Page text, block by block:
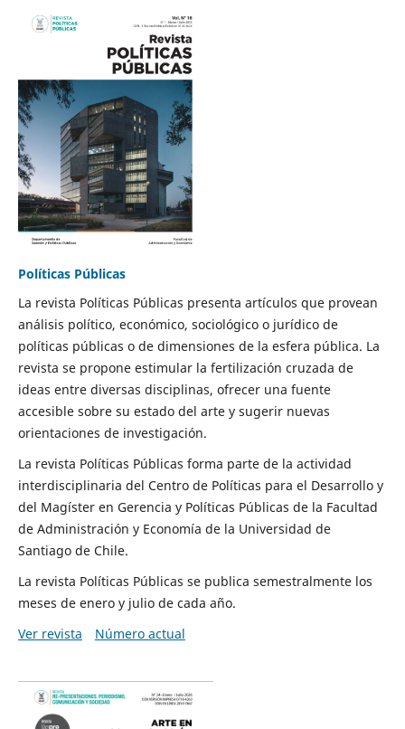
Políticas Públicas
La revista Políticas Públicas presenta artículos que provean
análisis político, económico, sociológico o jurídico de
políticas públicas o de dimensiones de la esfera pública. La
revista se propone estimular la fertilización cruzada de
ideas entre diversas disciplinas, ofrecer una fuente
accesible sobre su estado del arte y sugerir nuevas
orientaciones de investigación.
La revista Políticas Públicas forma parte de la actividad
interdisciplinaria del Centro de Políticas para el Desarrollo y
del Magíster en Gerencia y Políticas Públicas de la Facultad
de Administración y Economía de la Universidad de
Santiago de Chile.
La revista Políticas Públicas se publica semestralmente los
meses de enero y julio de cada año.
Ver revista
Número actual